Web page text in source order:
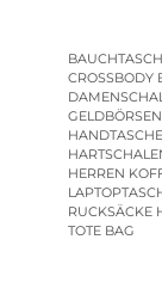
CROSSBODY
HERREN
RUCKSÄCKE
TOTE BAG